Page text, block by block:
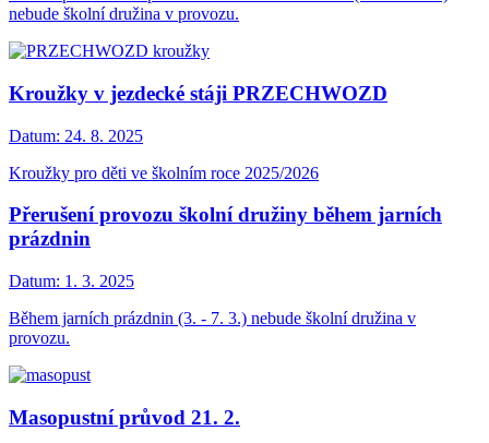
nebude školní družina v provozu.
Kroužky v jezdecké stáji PRZECHWOZD
Datum: 24. 8. 2025
Kroužky pro děti ve školním roce 2025/2026
Přerušení provozu školní družiny během jarních
prázdnin
Datum: 1. 3. 2025
Během jarních prázdnin (3. - 7. 3.) nebude školní družina v
provozu.
Masopustní průvod 21. 2.